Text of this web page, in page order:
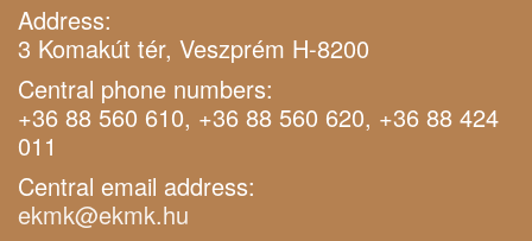
Address:
3 Komakút tér, Veszprém H-8200
Central phone numbers:
+36 88 560 610, +36 88 560 620, +36 88 424
011
Central email address:
ekmk@ekmk.hu